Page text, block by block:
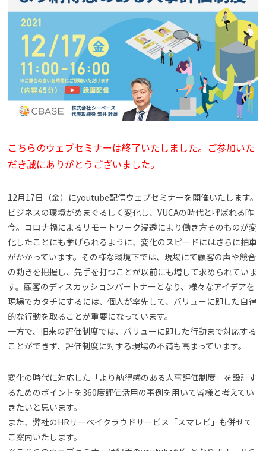
会社情報
よくある質問
資料請求(無料) お見積もり依頼
こちらのウェブセミナーは終了いたしました。ご参加いた
だき誠にありがとうございました。
12月17日（金）にyoutube配信ウェブセミナーを開催いたします。
ビジネスの環境がめまぐるしく変化し、VUCAの時代と呼ばれる昨
今。コロナ禍によるリモートワーク浸透により働き方そのものが変
化したことにも挙げられるように、変化のスピードにはさらに拍車
がかかっています。その様な環境下では、現場にて顧客の声や競合
の動きを把握し、先手を打つことが以前にも増して求められていま
す。顧客のディスカッションパートナーとなり、様々なアイデアを
現場でカタチにするには、個人が率先して、バリューに即した自律
的な行動を取ることが重要になっています。
一方で、旧来の評価制度では、バリューに即した行動まで対応する
ことができず、評価制度に対する現場の不満も高まっています。
変化の時代に対応した「より納得感のある人事評価制度」を設計す
るためのポイントを360度評価活用の事例を用いて皆様と考えてい
きたいと思います。
また、弊社のHRサーベイクラウドサービス「スマレビ」も併せて
ご案内いたします。